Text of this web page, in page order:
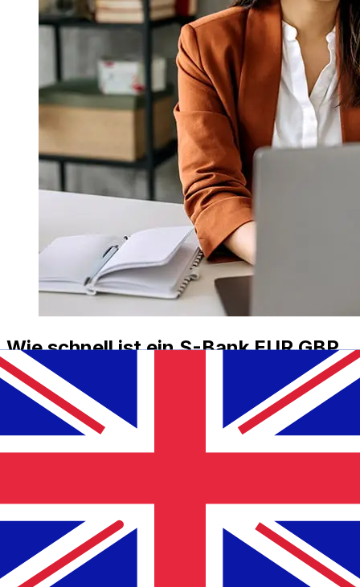
Wie schnell ist ein S-Bank EUR GBP
Transfer?
Die Lieferzeiten für internationale Überweisungen mit S-
Bank von Euro-Mitgliedsländer bis Vereinigtes
Königreich variieren je nach Zahlungsmethode und
Transaktionszeit. In der Regel dauern internationale
die Zustellung beeinflussen. Überprüfen Sie S-
BankStichtagszeiten, um Verzögerungen zu vermeiden.